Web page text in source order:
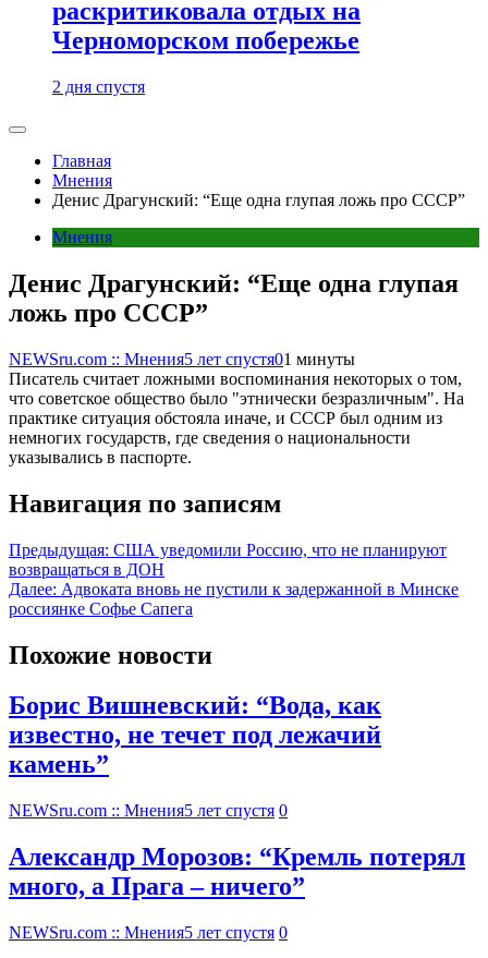
раскритиковала отдых на
Черноморском побережье
2 дня спустя
Главная
Мнения
Денис Драгунский: “Еще одна глупая ложь про СССР”
Мнения
Денис Драгунский: “Еще одна глупая
ложь про СССР”
NEWSru.com :: Мнения5 лет спустя01 минуты
Писатель считает ложными воспоминания некоторых о том,
что советское общество было "этнически безразличным". На
практике ситуация обстояла иначе, и СССР был одним из
немногих государств, где сведения о национальности
указывались в паспорте.
Навигация по записям
Предыдущая: США уведомили Россию, что не планируют
возвращаться в ДОН
Далее: Адвоката вновь не пустили к задержанной в Минске
россиянке Софье Сапега
Похожие новости
Борис Вишневский: “Вода, как
известно, не течет под лежачий
камень”
NEWSru.com :: Мнения5 лет спустя 0
Александр Морозов: “Кремль потерял
много, а Прага – ничего”
NEWSru.com :: Мнения5 лет спустя 0